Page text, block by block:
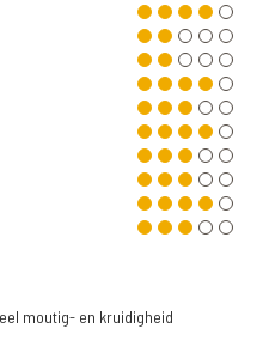
moutig- en kruidigheid